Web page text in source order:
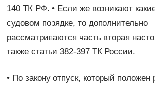
140 ТК РФ. • Если же возникают
судовом порядке, то дополнительно
рассматриваются часть вторая
также статьи 382-397 ТК России.
• По закону отпуск, который положен